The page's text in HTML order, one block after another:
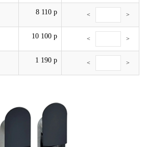
8 110 р < >
10 100 р < >
1 190 р < >